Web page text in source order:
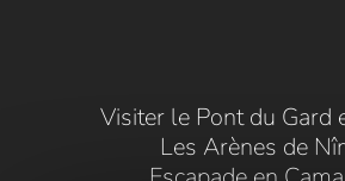
Visiter le Pont du Gard
Les Arènes de